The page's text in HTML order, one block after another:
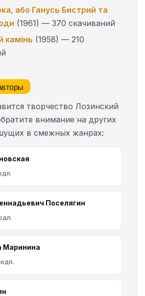
або Ганусь Бистрий та
(1961) — 370 скачиваний
камінь (1958) — 210
творчество Лозинский
внимание на других
в смежных жанрах:
Поселягин
Маринина